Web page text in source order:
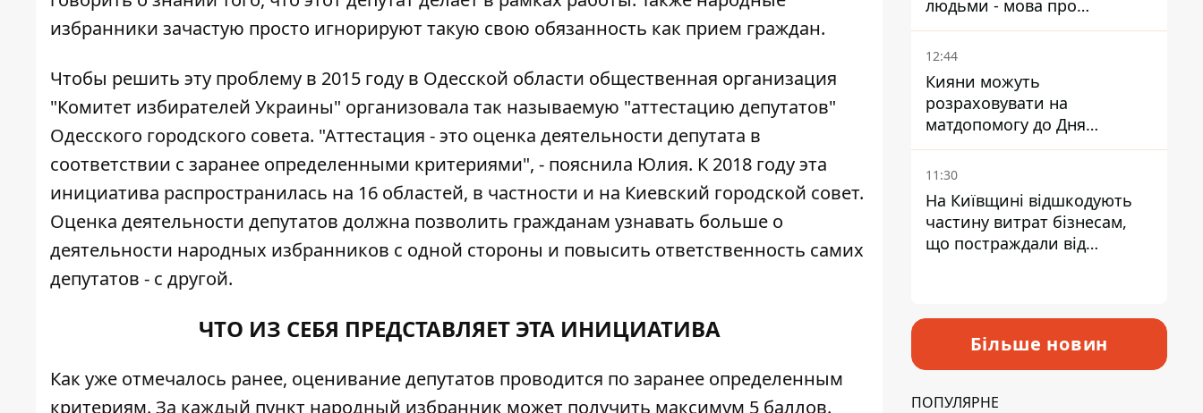
избранники зачастую просто игнорируют такую свою обязанность как прием граждан.
Чтобы решить эту проблему в 2015 году в Одесской области общественная организация
"Комитет избирателей Украины" организовала так называемую "аттестацию депутатов"
Одесского городского совета. "Аттестация - это оценка деятельности депутата в
соответствии с заранее определенными критериями", - пояснила Юлия. К 2018 году эта
инициатива распространилась на 16 областей, в частности и на Киевский городской совет.
Оценка деятельности депутатов должна позволить гражданам узнавать больше о
деятельности народных избранников с одной стороны и повысить ответственность самих
депутатов - с другой.
ЧТО ИЗ СЕБЯ ПРЕДСТАВЛЯЕТ ЭТА ИНИЦИАТИВА
Как уже отмечалось ранее, оценивание депутатов проводится по заранее определенным
критериям. За каждый пункт народный избранник может получить максимум 5 баллов.
людьми - мова про
сурогатне материнство
12:44
Кияни можуть
розраховувати на
матдопомогу до Дня
незалежності - кому її
дадуть
11:30
На Київщині відшкодують
частину витрат бізнесам,
що постраждали від
Більше новин
ПОПУЛЯРНЕ